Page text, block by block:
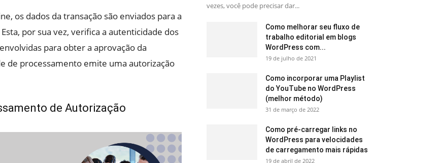
os dados da transação são enviados para a
por sua vez, verifica a autenticidade dos
para obter a aprovação da
de processamento emite uma autorização
de Autorização
vezes, você pode precisar dar...
Como melhorar seu fluxo de
trabalho editorial em blogs
WordPress com...
19 de julho de 2021
Como incorporar uma Playlist
do YouTube no WordPress
(melhor método)
31 de março de 2022
Como pré-carregar links no
WordPress para velocidades
de carregamento mais rápidas
19 de abril de 2022